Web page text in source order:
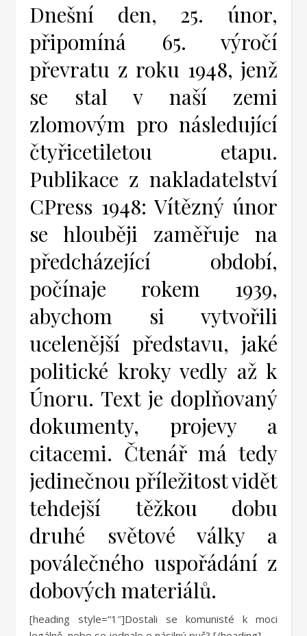
Dnešní den, 25. únor,
připomíná 65. výročí
převratu z roku 1948, jenž
se stal v naší zemi
zlomovým pro následující
čtyřicetiletou etapu.
Publikace z nakladatelství
CPress 1948: Vítězný únor
se hlouběji zaměřuje na
předcházející období,
počínaje rokem 1939,
abychom si vytvořili
ucelenější představu, jaké
politické kroky vedly až k
Únoru. Text je doplňovaný
dokumenty, projevy a
citacemi. Čtenář má tedy
jedinečnou příležitost vidět
tehdejší těžkou dobu
druhé světové války a
poválečného uspořádání z
dobových materiálů.
[heading style=“1″]Dostali se komunisté k moci